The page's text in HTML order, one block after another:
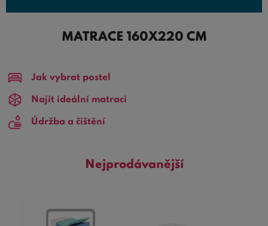
MATRACE 160X220 CM
Jak vybrat postel
Najít ideální matraci
Údržba a čištění
Nejprodávanější